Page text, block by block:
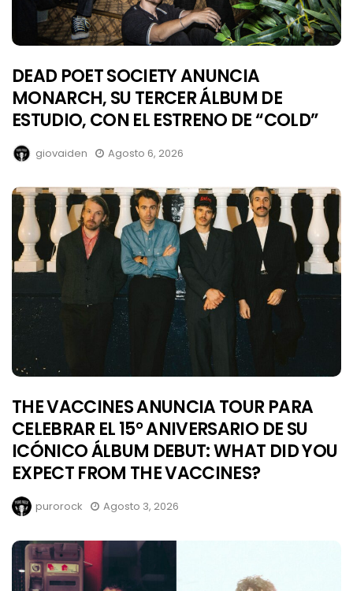
DEAD POET SOCIETY ANUNCIA
MONARCH, SU TERCER ÁLBUM DE
ESTUDIO, CON EL ESTRENO DE “COLD”
giovaiden Agosto 6, 2026
THE VACCINES ANUNCIA TOUR PARA
CELEBRAR EL 15° ANIVERSARIO DE SU
ICÓNICO ÁLBUM DEBUT: WHAT DID YOU
EXPECT FROM THE VACCINES?
purorock Agosto 3, 2026